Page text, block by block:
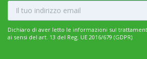
Dichiaro di aver letto le informazioni sul
ai sensi del art. 13 del Reg. UE 2016/679 (GDPR)